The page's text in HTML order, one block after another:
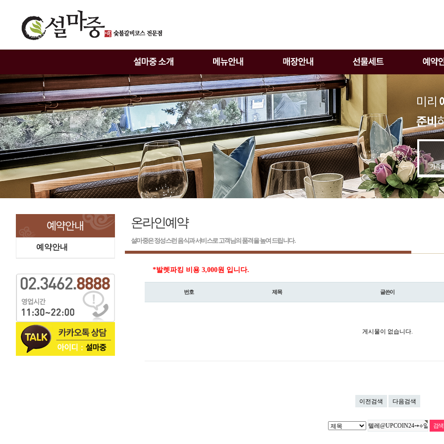
예약안내
온라인예약
설마중은 정성스런 음식과 서비스로 고객님의 품격을 높여 드립니다.
*발렛파킹 비용 3,000원 입니다.
번호 제목 글쓴이
게시물이 없습니다.
이전검색 다음검색